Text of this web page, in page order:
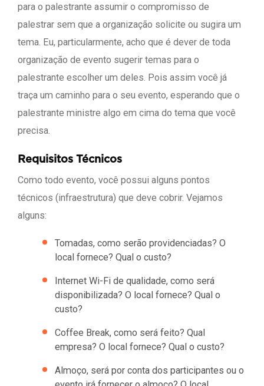
para o palestrante assumir o compromisso de
palestrar sem que a organização solicite ou sugira um
tema. Eu, particularmente, acho que é dever de toda
organização de evento sugerir temas para o
palestrante escolher um deles. Pois assim você já
traça um caminho para o seu evento, esperando que o
palestrante ministre algo em cima do tema que você
precisa.
Requisitos Técnicos
Como todo evento, você possui alguns pontos
técnicos (infraestrutura) que deve cobrir. Vejamos
alguns:
Tomadas, como serão providenciadas? O
local fornece? Qual o custo?
Internet Wi-Fi de qualidade, como será
disponibilizada? O local fornece? Qual o
custo?
Coffee Break, como será feito? Qual
empresa? O local fornece? Qual o custo?
Almoço, será por conta dos participantes ou o